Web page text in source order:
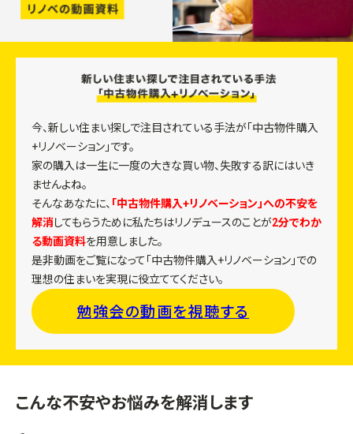
今、新しい住まい探しで注目されている手法が「中古物件購入
+リノベーション」です。
家の購入は一生に一度の大きな買い物、失敗する訳にはいき
ませんよね。
そんなあなたに、 「中古物件購入+リノベーション」への不安を
解消してもらうために私たちはリノデュースのことが2分でわか
る動画資料を用意しました。
是非動画をご覧になって「中古物件購入+リノベーション」での
理想の住まいを実現に役立ててください。
勉強会の動画を視聴する
こんな不安やお悩みを解消します